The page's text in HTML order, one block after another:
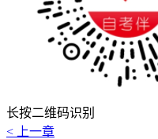
长按二维码识别
< 上一章